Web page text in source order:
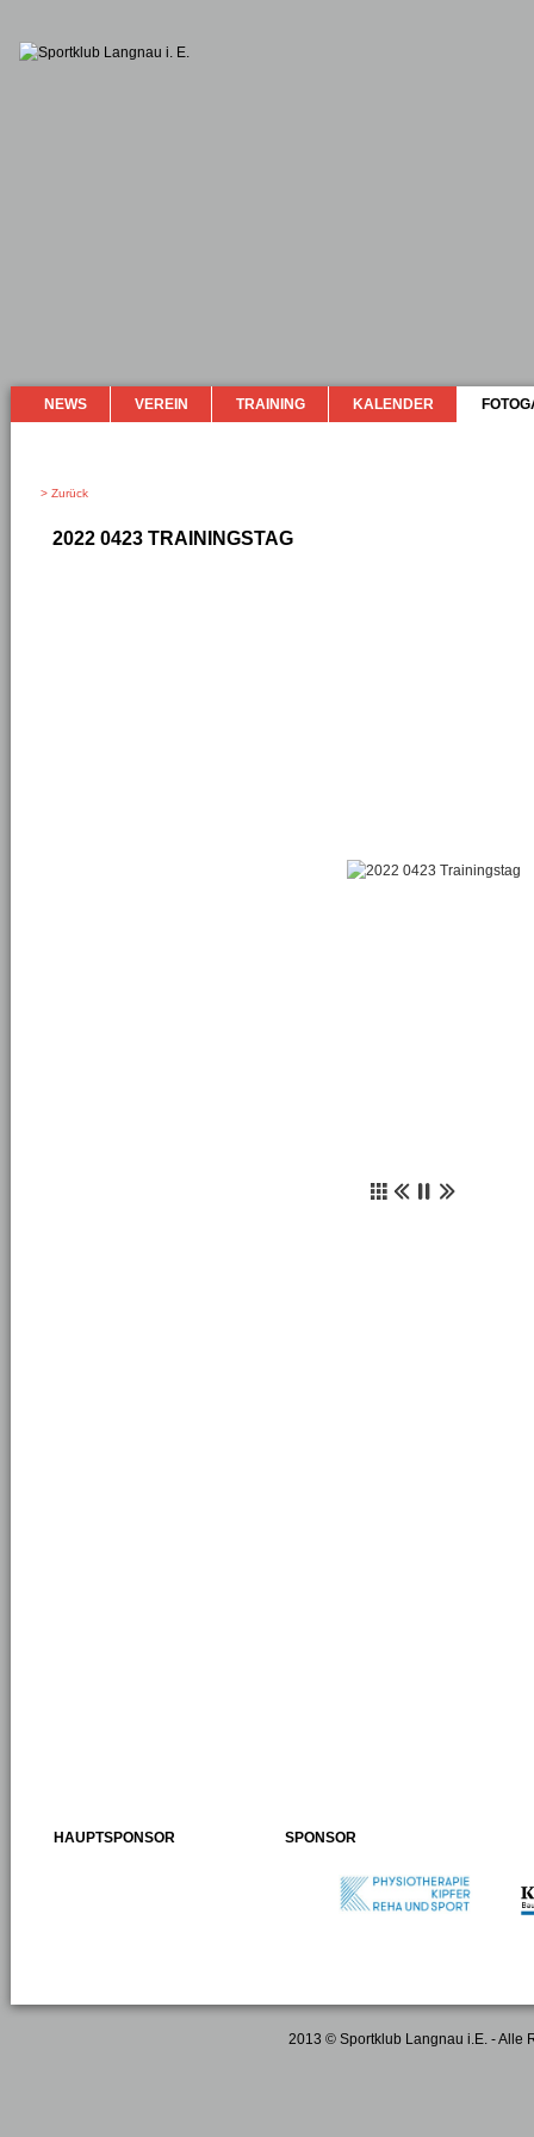
NEWS VEREIN TRAINING KALENDER
> Zurück
2022 0423 TRAININGSTAG
HAUPTSPONSOR SPONSOR
2013 © Sportklub Langnau i.E. - Alle